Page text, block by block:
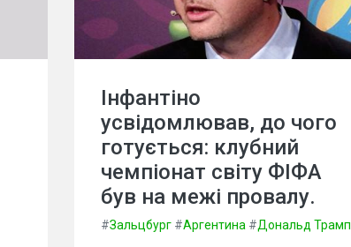
Інфантіно
усвідомлював, до чого
готується: клубний
чемпіонат світу ФІФА
був на межі провалу.
#Зальцбург #Аргентина #Дональд Трамп